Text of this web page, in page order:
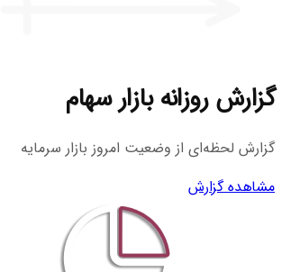
گزارش روزانه بازار سهام
گزارش لحظه‌ای از وضعیت امروز بازار سرمایه
مشاهده گزارش